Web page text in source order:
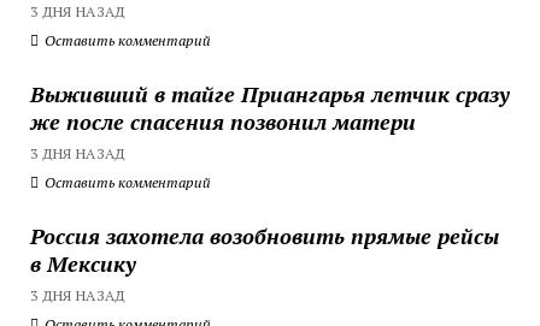
3 ДНЯ НАЗАД
Оставить комментарий
Выживший в тайге Приангарья летчик сразу
же после спасения позвонил матери
3 ДНЯ НАЗАД
Оставить комментарий
Россия захотела возобновить прямые рейсы
в Мексику
3 ДНЯ НАЗАД